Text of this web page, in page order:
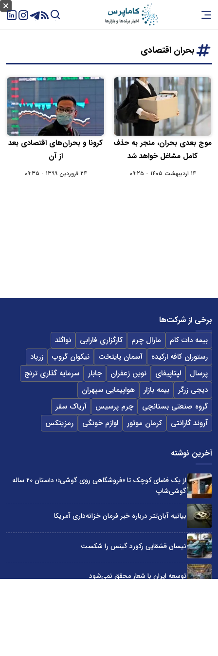
بحران اقتصادی
موج بعدی بحران، منجر به حذف
کامل مشاغل خواهد شد
۱۴ اردیبهشت ۱۴۰۵ - ۰۹:۲۵
کرونا و بحران‌های اقتصادی بعد
از آن
۲۴ فروردین ۱۳۹۹ - ۰۹:۳۵
برخی از شرکت‌ها
بیمه دات کام مارال چرم کارگزاری فارابی
نواگلد
رستوران کافه ارکیده
آسمان پایتخت نیکوان گروپ
زرپاد
پرسال
لپتاپیفای نوین زعفران جابار
سرمایه گذاری ترنج
دیجی زرگر
بیمه بازار
هواپیمایی سپهران
گروه صنعتی بستانچی
چرم پرسیس
آریاک سفر
آروند گارانتی
کرمان موتور لوازم خونگی رمزینکس
آخرین نوشته
از یک فضای کوچک تا «فروشگاهی روی گوشی»؛ داستان ۲۰ ساله
گوشی‌شاپ
بیانیه آبان‌تتر درباره خبر فرمان خزانه‌داری آمریکا
نیسان قشقایی رکورد گینس را شکست
توسعه ایران با شعار محقق نمی‌شود